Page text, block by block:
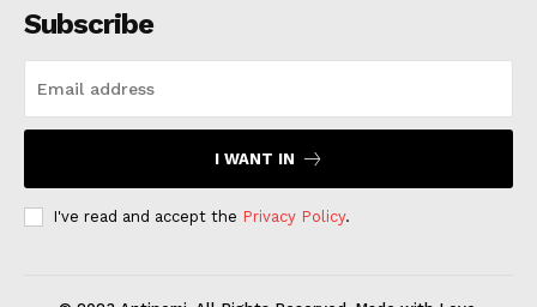
Subscribe
I WANT IN
I've read and accept the Privacy Policy.